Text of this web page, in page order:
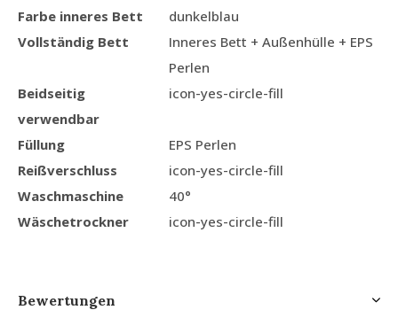
Farbe inneres Bett
dunkelblau
Vollständig Bett
Inneres Bett + Außenhülle + EPS
Perlen
Beidseitig
verwendbar
icon-yes-circle-fill
Füllung
EPS Perlen
Reißverschluss
icon-yes-circle-fill
Waschmaschine
40°
Wäschetrockner
icon-yes-circle-fill
Bewertungen